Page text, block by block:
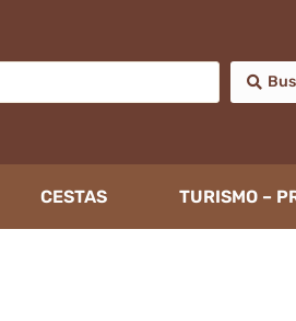
CESTAS TURISMO –